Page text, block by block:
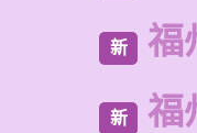
新 福
新 福